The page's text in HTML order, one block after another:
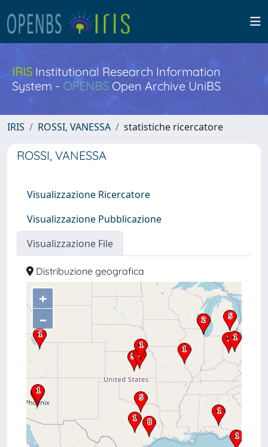
IRISInstitutional Research Information
System - OPENBS Open Archive UniBS
IRIS ROSSI, VANESSA statistiche ricercatore
ROSSI, VANESSA
Visualizzazione Ricercatore
Visualizzazione Pubblicazione
Visualizzazione File
Distribuzione geografica
+
–